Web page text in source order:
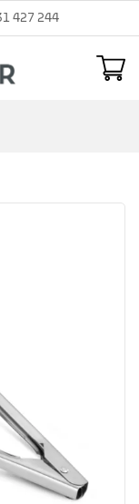
427 244